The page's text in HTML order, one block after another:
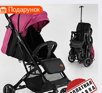
Подарунок